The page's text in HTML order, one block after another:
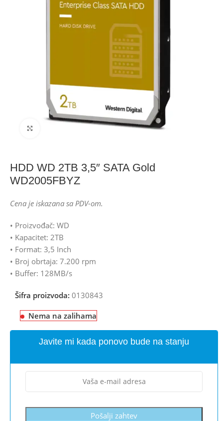
HDD WD 2TB 3,5″ SATA Gold
WD2005FBYZ
Cena je iskazana sa PDV-om.
• Proizvođač: WD
• Kapacitet: 2TB
• Format: 3,5 Inch
• Broj obrtaja: 7.200 rpm
• Buffer: 128MB/s
Šifra proizvoda:0130843
Nema na zalihama
Javite mi kada ponovo bude na stanju
Pošalji zahtev